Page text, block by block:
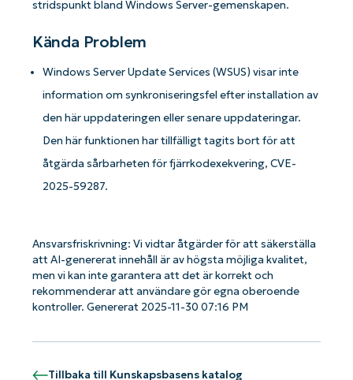
stridspunkt bland Windows Server-gemenskapen.
Kända Problem
Windows Server Update Services (WSUS) visar inte
information om synkroniseringsfel efter installation av
den här uppdateringen eller senare uppdateringar.
Den här funktionen har tillfälligt tagits bort för att
åtgärda sårbarheten för fjärrkodexekvering, CVE-
2025-59287.
Ansvarsfriskrivning: Vi vidtar åtgärder för att säkerställa
att AI-genererat innehåll är av högsta möjliga kvalitet,
men vi kan inte garantera att det är korrekt och
rekommenderar att användare gör egna oberoende
kontroller. Genererat 2025-11-30 07:16 PM
Tillbaka till Kunskapsbasens katalog